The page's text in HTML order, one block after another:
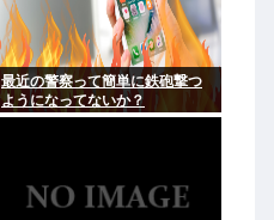
最近の警察って簡単に鉄砲撃つ
ようになってないか？